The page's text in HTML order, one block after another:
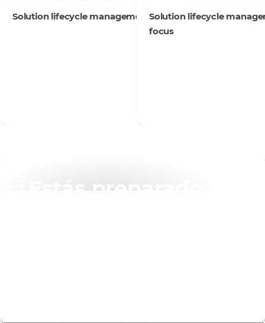
Solution lifecycle management: your fast track to
Solution lifecycle
focus
¿Estás preparado